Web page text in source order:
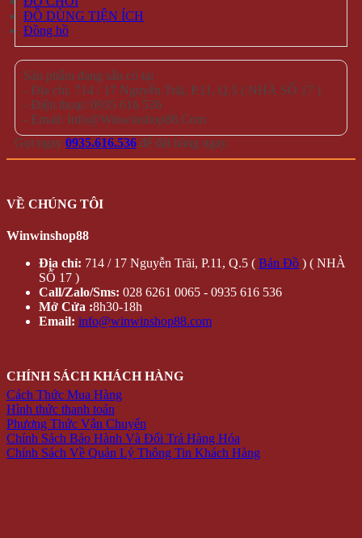
ĐỒ DÙNG TIỆN ÍCH
Đồng hồ
Sản phẩm đang sẵn có tại
- Địa chỉ: 714 / 17 Nguyễn Trãi, P.11, Q.5 ( NHÀ SỐ 17 )
- Điện thoại: 0935 616 536
- Email: Info@Winwinshop88.Com
Gọi ngay 0935.616.536 để đặt hàng ngay.
VỀ CHÚNG TÔI
Winwinshop88
Địa chỉ: 714 / 17 Nguyễn Trãi, P.11, Q.5 ( Bản Đồ ) ( NHÀ
SỐ 17 )
Call/Zalo/Sms: 028 6261 0065 - 0935 616 536
Mở Cửa :8h30-18h
Email: info@winwinshop88.com
CHÍNH SÁCH KHÁCH HÀNG
Cách Thức Mua Hàng
Hình thức thanh toán
Phương Thức Vận Chuyển
Chính Sách Bảo Hành Và Đổi Trả Hàng Hóa
Chính Sách Về Quản Lý Thông Tin Khách Hàng